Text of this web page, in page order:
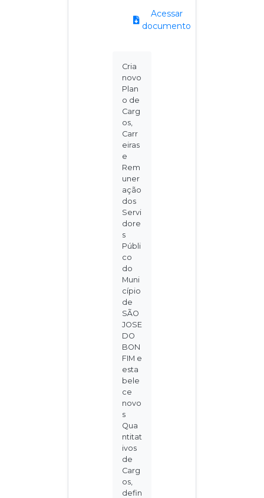
Acessar
documento
Cria
novo
Plan
o de
Carg
os,
Carr
eiras
e
Rem
uner
ação
dos
Servi
dore
s
Públi
co
do
Muni
cípio
de
SÃO
JOSE
DO
BON
FIM e
esta
bele
ce
novo
s
Qua
ntitat
ivos
de
Carg
os,
defin